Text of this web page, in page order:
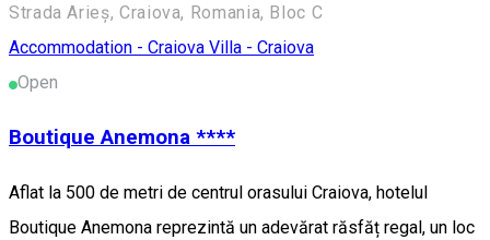
Strada Arieș, Craiova, Romania, Bloc C
Accommodation - Craiova Villa - Craiova
Open
Boutique Anemona ****
Aflat la 500 de metri de centrul orasului Craiova, hotelul
Boutique Anemona reprezintă un adevărat răsfăț regal, un loc